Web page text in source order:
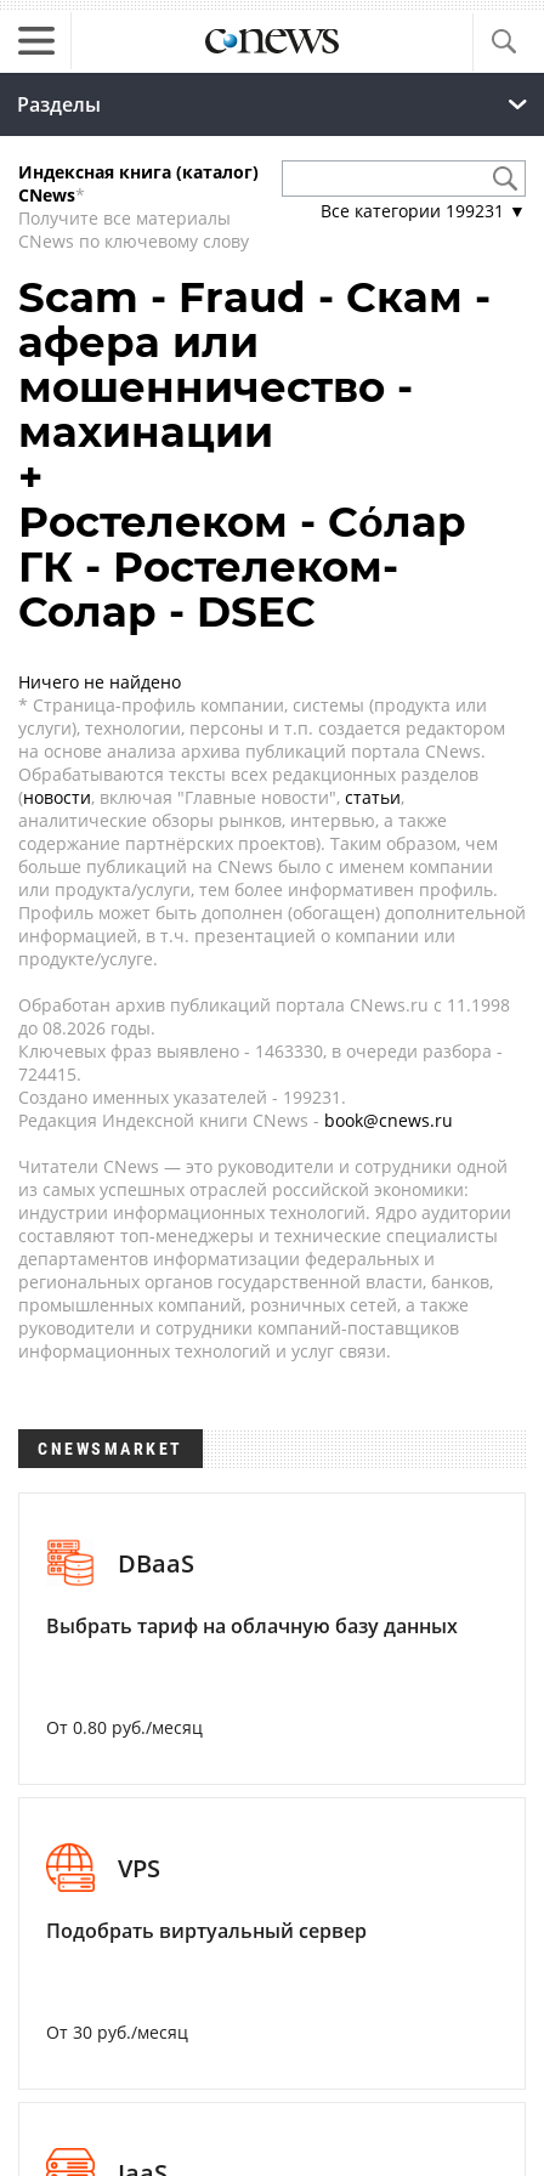
Разделы
Индексная книга (каталог)
CNews*
Получите все материалы
CNews по ключевому слову
Все категории 199231 ▼
Scam - Fraud - Скам -
афера или
мошенничество -
махинации
+
Ростелеком - Сόлар
ГК - Ростелеком-
Солар - DSEC
Ничего не найдено
* Страница-профиль компании, системы (продукта или
услуги), технологии, персоны и т.п. создается редактором
на основе анализа архива публикаций портала CNews.
Обрабатываются тексты всех редакционных разделов
(новости, включая "Главные новости", статьи,
аналитические обзоры рынков, интервью, а также
содержание партнёрских проектов). Таким образом, чем
больше публикаций на CNews было с именем компании
или продукта/услуги, тем более информативен профиль.
Профиль может быть дополнен (обогащен) дополнительной
информацией, в т.ч. презентацией о компании или
продукте/услуге.
Обработан архив публикаций портала CNews.ru c 11.1998
до 08.2026 годы.
Ключевых фраз выявлено - 1463330, в очереди разбора -
724415.
Создано именных указателей - 199231.
Редакция Индексной книги CNews - book@cnews.ru
Читатели CNews — это руководители и сотрудники одной
из самых успешных отраслей российской экономики:
индустрии информационных технологий. Ядро аудитории
составляют топ-менеджеры и технические специалисты
департаментов информатизации федеральных и
региональных органов государственной власти, банков,
промышленных компаний, розничных сетей, а также
руководители и сотрудники компаний-поставщиков
информационных технологий и услуг связи.
CNEWSMARKET
DBaaS
Выбрать тариф на облачную базу данных
От 0.80 руб./месяц
VPS
Подобрать виртуальный сервер
От 30 руб./месяц